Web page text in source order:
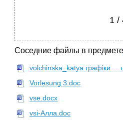
1 /
Соседние файлы в предмете
volchinska_katya графіки
Vorlesung 3.doc
vse.docx
vsi-Алла.doc